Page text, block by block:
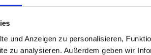
und Anzeigen zu personalisieren,
zu analysieren. Außerdem geben wir